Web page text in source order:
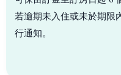
若逾期未入住或未於期限
行通知。